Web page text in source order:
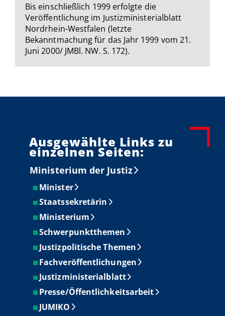
Bis einschließlich 1999 erfolgte die
Veröffentlichung im Justizministerialblatt
Nordrhein-Westfalen (letzte
Bekanntmachung für das Jahr 1999 vom 21.
Juni 2000/ JMBl. NW. S. 172).
Ausgewählte Links zu
einzelnen Seiten:
Ministerium der Justiz
Minister
Staatssekretärin
Ministerium
Schwerpunktthemen
Justizpolitische Themen
Fachveröffentlichungen
Justizministerialblatt
Presse/Öffentlichkeitsarbeit
JUMIKO